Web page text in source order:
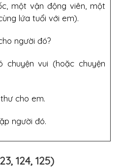
một vận động viên, một
lứa tuổi với em).
người đó?
vui (hoặc chuyện
cho em.
người đó.
124, 125)